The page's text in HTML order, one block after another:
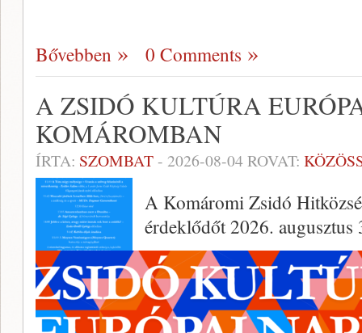
Bővebben 0 Comments
A ZSIDÓ KULTÚRA
KOMÁROMBAN
ÍRTA: SZOMBAT- 2026-08-04ROVAT:
A Komáromi Zsidó
érdeklődőt 2026. augusztus